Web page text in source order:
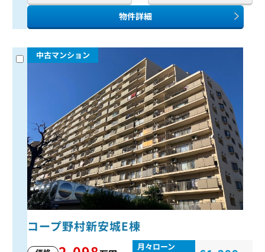
物件詳細
中古マンション
コープ野村新安城E棟
月々ローン